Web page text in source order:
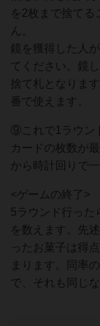
を2枚まで捨てる
ん。
鏡を獲得した人
てください。鏡
捨て札となりま
番で使えます。
⑨これで1ラウン
カードの枚数が
から時計回りで
<ゲームの終了>
5ラウンド行った
を数えます。先
ったお菓子は得
まります。同率
で、それも同じ